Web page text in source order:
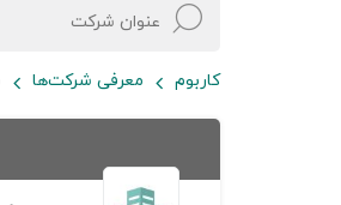
کاربوم معرفی شرکت‌ها